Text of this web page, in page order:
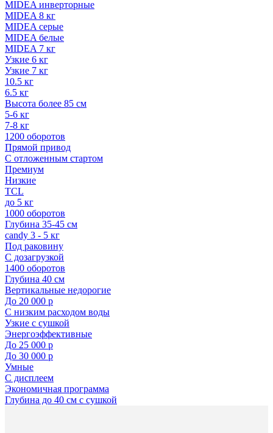
MIDEA инверторные
MIDEA 8 кг
MIDEA серые
MIDEA белые
MIDEA 7 кг
Узкие 6 кг
Узкие 7 кг
10.5 кг
6.5 кг
Высота более 85 см
5-6 кг
7-8 кг
1200 оборотов
Прямой привод
С отложенным стартом
Премиум
Низкие
TCL
до 5 кг
1000 оборотов
Глубина 35-45 см
candy 3 - 5 кг
Под раковину
С дозагрузкой
1400 оборотов
Глубина 40 см
Вертикальные недорогие
До 20 000 р
С низким расходом воды
Узкие с сушкой
Энергоэффективные
До 25 000 р
До 30 000 р
Умные
С дисплеем
Экономичная программа
Глубина до 40 см с сушкой